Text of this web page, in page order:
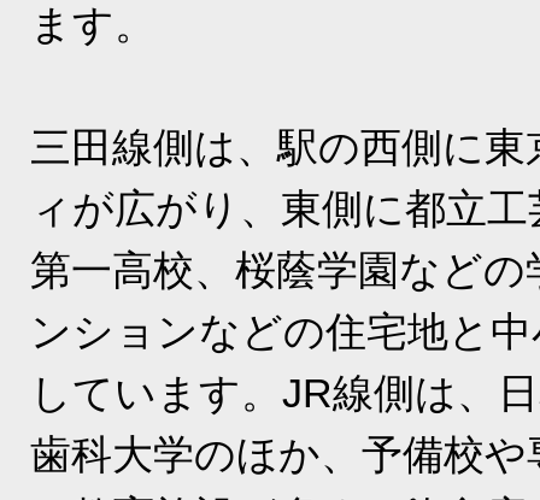
ます。
三田線側は、駅の西側に
ィが広がり、東側に都立
第一高校、桜蔭学園などの
ンションなどの住宅地と
しています。JR線側は、
歯科大学のほか、予備校